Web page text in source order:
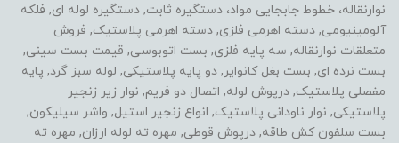
نوارنقاله، خطوط جابجایی مواد، دستگیره ثابت, دستگیره لوله ای, فلکه
آلومینیومی, دسته اهرمی فلزی, دسته اهرمی پلاستیک, فروش
متعلقات نوارنقاله, سه پایه فلزی, بست اتوبوسی, قیمت بست سینی,
بست نرده ای, بست بغل کانوایر, دو پایه پلاستیکی, لوله سبز گرد, پایه
مفصلی پلاستیک, درپوش لوله, اتصال دو فریم, نوار زیر زنجیر
پلاستیکی, نوار ناودانی پلاستیک, انواع زنجیر استیل, واشر سیلیکون,
بست سلفون کش طاقه, درپوش قوطی, مهره ته لوله ارزان, مهره ته